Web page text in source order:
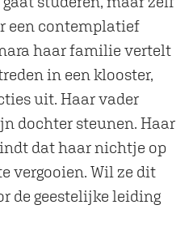
een contemplatief
haar familie vertelt
in een klooster,
uit. Haar vader
dochter steunen. Haar
dat haar nichtje op
vergooien. Wil ze dit
de geestelijke leiding